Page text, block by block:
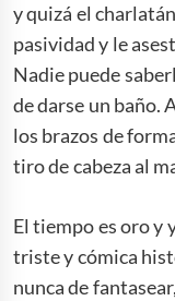
y quizá el
pasividad y le
Nadie puede
de darse un baño.
los brazos de
tiro de cabeza al
El tiempo es oro y
triste y cómica
nunca de